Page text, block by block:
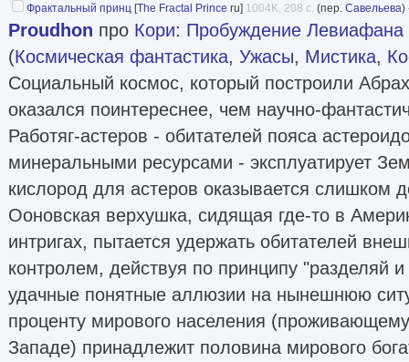
имеется обложка текущего оформления), но
версии.
Питер Гамильтон также планировался
«Best Science Fiction».
Формат: 60x90/16 (145x215 мм), кроме
мм)); твёрдая обложка; 400-600 стр.
Ведущее издательство:Фантастика
Издательства:Фантастика Книжный Клуб
источник Фантлаб
Фрактальный принц [The Fractal Prince ru] 1004K, 208 с. (пер. Савельева)
Proudhon про Кори: Пробуждение Левиафана
(Космическая фантастика, Ужасы, Мистика,
Социальный космос, который построили
оказался поинтереснее, чем научно-
Работяг-астеров - обитателей пояса
минеральными ресурсами - эксплуатирует
кислород для астеров оказывается слишком
Ооновская верхушка, сидящая где-то в
интригах, пытается удержать обитателей
контролем, действуя по принципу "разделяй
удачные понятные аллюзии на нынешнюю
проценту мирового населения
Западе) принадлежит половина мирового